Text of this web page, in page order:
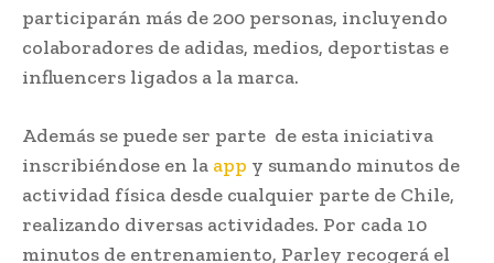
participarán más de 200 personas, incluyendo
colaboradores de adidas, medios, deportistas e
influencers ligados a la marca.
Además se puede ser parte de esta iniciativa
inscribiéndose en la app y sumando minutos de
actividad física desde cualquier parte de Chile,
realizando diversas actividades. Por cada 10
minutos de entrenamiento, Parley recogerá el